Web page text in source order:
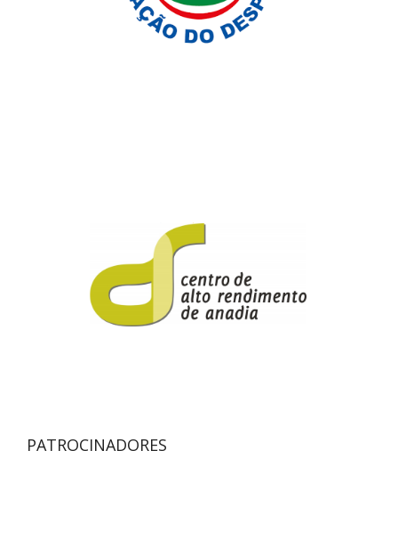
PATROCINADORES